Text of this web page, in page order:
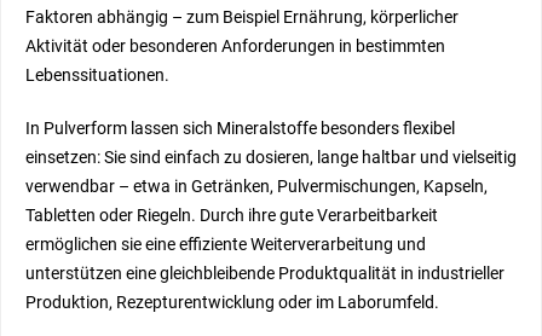
Faktoren abhängig – zum Beispiel Ernährung, körperlicher
Aktivität oder besonderen Anforderungen in bestimmten
Lebenssituationen.
In Pulverform lassen sich Mineralstoffe besonders flexibel
einsetzen: Sie sind einfach zu dosieren, lange haltbar und vielseitig
verwendbar – etwa in Getränken, Pulvermischungen, Kapseln,
Tabletten oder Riegeln. Durch ihre gute Verarbeitbarkeit
ermöglichen sie eine effiziente Weiterverarbeitung und
unterstützen eine gleichbleibende Produktqualität in industrieller
Produktion, Rezepturentwicklung oder im Laborumfeld.